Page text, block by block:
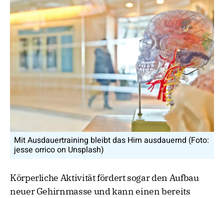
Mit Ausdauertraining bleibt das Hirn ausdauernd (Foto:
jesse orrico on Unsplash)
Körperliche Aktivität fördert sogar den Aufbau
neuer Gehirnmasse und kann einen bereits